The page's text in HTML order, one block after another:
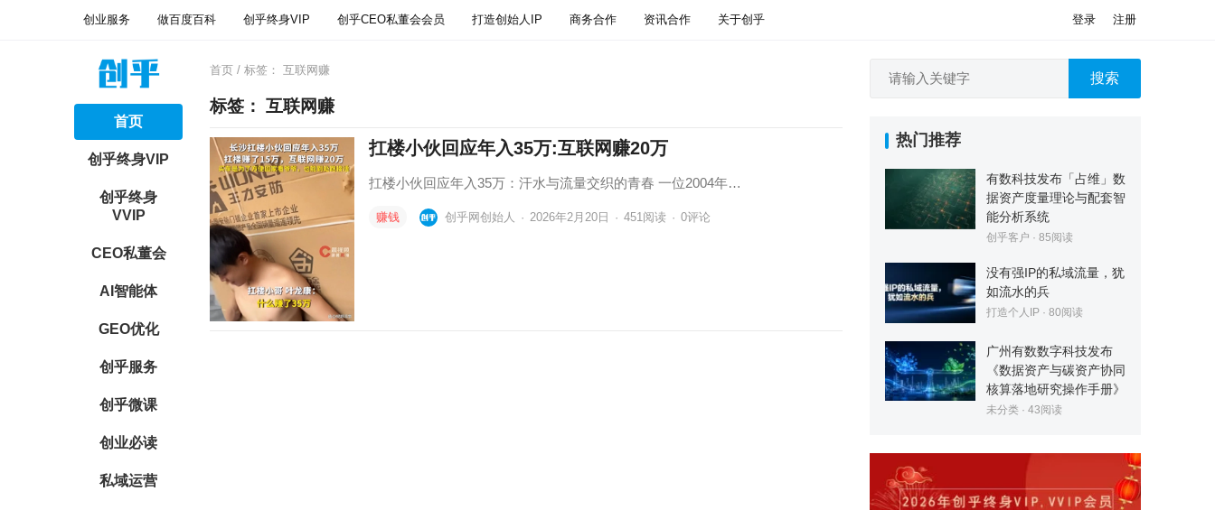
创业服务 做百度百科 创乎终身VIP 创乎CEO私董会会员 打造创始人IP 商务合作 资讯合作 关于创乎 登录 注册
首页
创乎终身VIP
创乎终身
VVIP
CEO私董会
AI智能体
GEO优化
创乎服务
创乎微课
创业必读
私域运营
首页 / 标签： 互联网赚
标签： 互联网赚
扛楼小伙回应年入35万:互联网赚20万
扛楼小伙回应年入35万：汗水与流量交织的青春 一位2004年…
赚钱 创乎网创始人 · 2026年2月20日 · 451阅读 · 0评论
搜索
热门推荐
有数科技发布「占维」数
据资产度量理论与配套智
能分析系统
创乎客户 · 85阅读
没有强IP的私域流量，犹
如流水的兵
打造个人IP · 80阅读
广州有数数字科技发布
《数据资产与碳资产协同
核算落地研究操作手册》
未分类 · 43阅读